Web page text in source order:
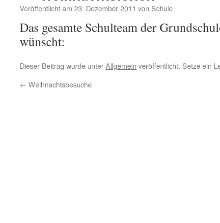
Veröffentlicht am 23. Dezember 2011 von Schule
Das gesamte Schulteam der
wünscht:
Dieser Beitrag wurde unterAllgemein veröffentlicht. Setze ein
← Weihnachtsbesuche